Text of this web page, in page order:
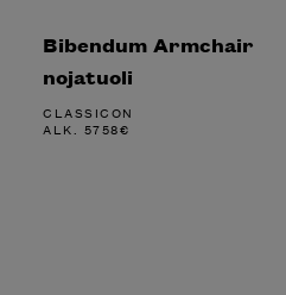
Bibendum Armchair
nojatuoli
CLASSICON
ALK. 5758€